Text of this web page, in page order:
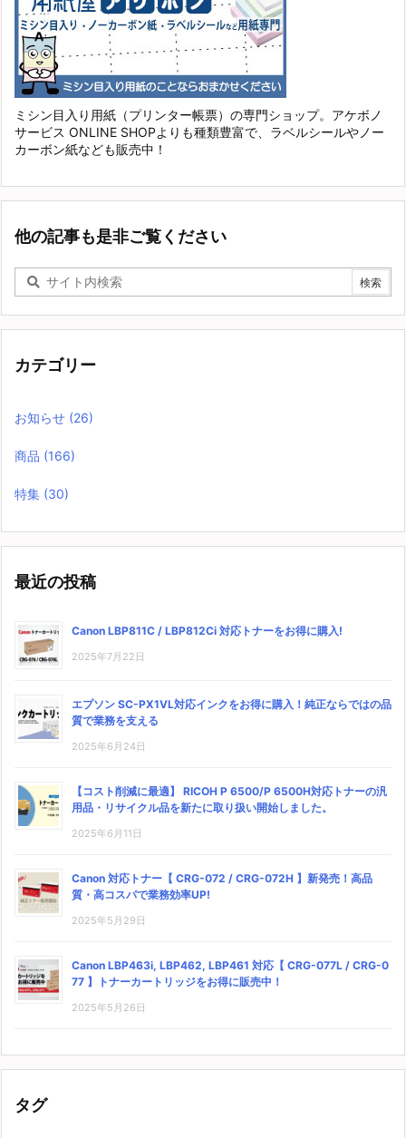
ミシン目入り用紙（プリンター帳票）の専門ショップ。アケボノ
サービス ONLINE SHOPよりも種類豊富で、ラベルシールやノー
カーボン紙なども販売中！
他の記事も是非ご覧ください
カテゴリー
お知らせ (26)
商品 (166)
特集 (30)
最近の投稿
Canon LBP811C / LBP812Ci 対応トナーをお得に購入!
2025年7月22日
エプソン SC-PX1VL対応インクをお得に購入！純正ならではの品
質で業務を支える
2025年6月24日
【コスト削減に最適】 RICOH P 6500/P 6500H対応トナーの汎
用品・リサイクル品を新たに取り扱い開始しました。
2025年6月11日
Canon 対応トナー【 CRG-072 / CRG-072H 】新発売！高品
質・高コスパで業務効率UP!
2025年5月29日
Canon LBP463i, LBP462, LBP461 対応【 CRG-077L / CRG-0
77 】トナーカートリッジをお得に販売中！
2025年5月26日
タグ